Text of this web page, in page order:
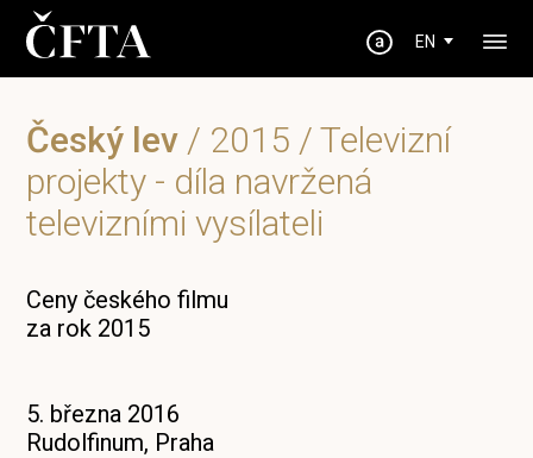
EN
Český lev / 2015 / Televizní
projekty - díla navržená
televizními vysílateli
Ceny českého filmu
za rok 2015
5. března 2016
Rudolfinum, Praha